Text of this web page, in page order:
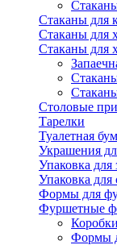
Стаканы для
Стаканы для
Стаканы для
Столовые
Тарелки
Туалетная
Украшения
Упаковка для
Упаковка для
Формы для
Фуршетные
Формы